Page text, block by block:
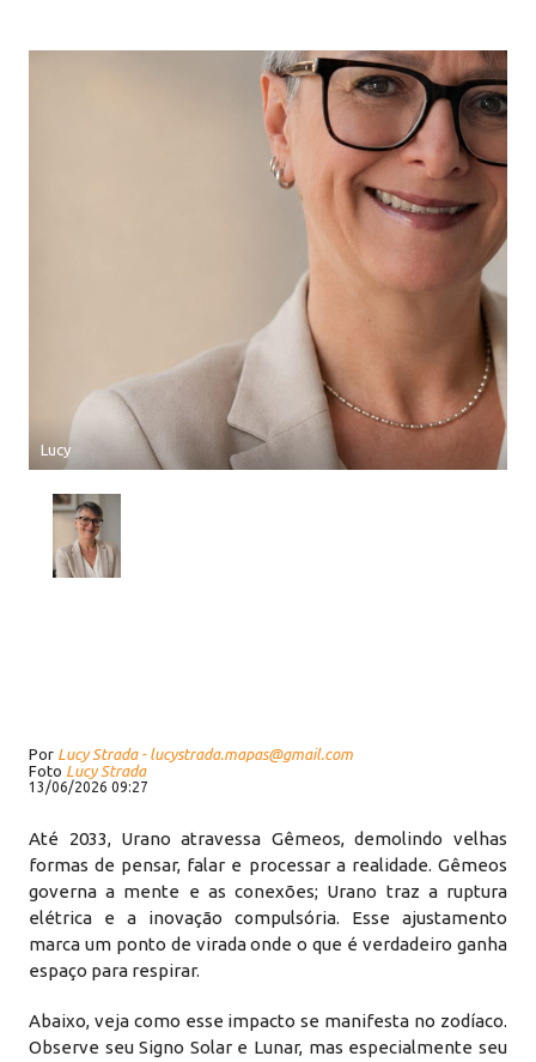
Lucy
Por Lucy Strada - lucystrada.mapas@gmail.com
Foto Lucy Strada
13/06/2026 09:27
Até 2033, Urano atravessa Gêmeos, demolindo velhas
formas de pensar, falar e processar a realidade. Gêmeos
governa a mente e as conexões; Urano traz a ruptura
elétrica e a inovação compulsória. Esse ajustamento
marca um ponto de virada onde o que é verdadeiro ganha
espaço para respirar.
Abaixo, veja como esse impacto se manifesta no zodíaco.
Observe seu Signo Solar e Lunar, mas especialmente seu